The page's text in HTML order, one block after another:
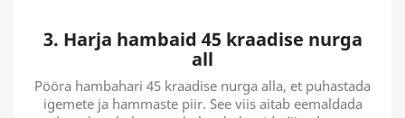
3. Harja hambaid 45 kraadise nurga
all
Pööra hambahari 45 kraadise nurga alla, et puhastada
igemete ja hammaste piir. See viis aitab eemaldada